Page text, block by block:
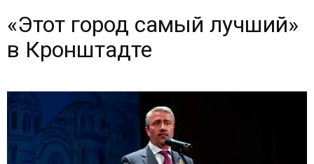
Морской
собор
«Этот город самый лучший»
в Кронштадте